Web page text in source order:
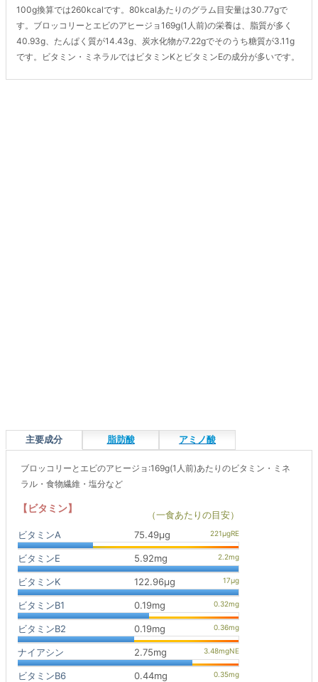
100g換算では260kcalです。80kcalあたりのグラム目安量は30.77gで
す。ブロッコリーとエビのアヒージョ169g(1人前)の栄養は、脂質が多く
40.93g、たんぱく質が14.43g、炭水化物が7.22gでそのうち糖質が3.11g
です。ビタミン・ミネラルではビタミンKとビタミンEの成分が多いです。
主要成分 脂肪酸 アミノ酸
ブロッコリーとエビのアヒージョ:169g(1人前)あたりのビタミン・ミネ
ラル・食物繊維・塩分など
【ビタミン】
（一食あたりの目安）
ビタミンA
75.49μg
ビタミンE 5.92mg
ビタミンK 122.96μg
ビタミンB1 0.19mg
ビタミンB2 0.19mg
ナイアシン 2.75mg
ビタミンB6 0.44mg